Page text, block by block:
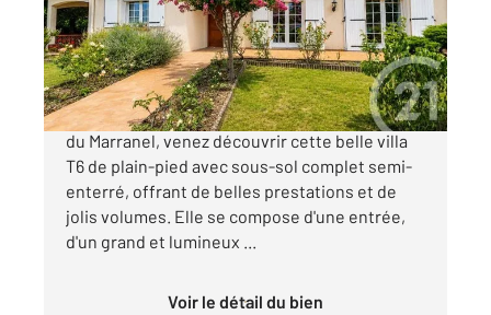
Maison à vendre
389 000 €
ALBI idéalement située dans le quartier prisé
du Marranel, venez découvrir cette belle villa
T6 de plain-pied avec sous-sol complet semi-
enterré, offrant de belles prestations et de
jolis volumes. Elle se compose d'une entrée,
d'un grand et lumineux ...
Voir le détail du bien